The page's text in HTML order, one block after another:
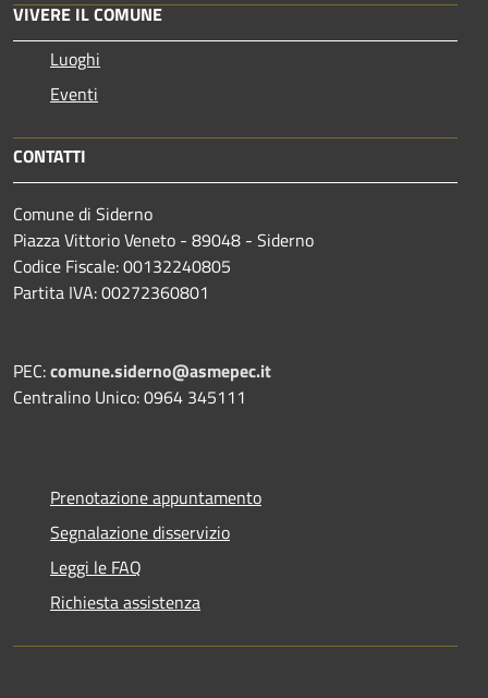
VIVERE IL COMUNE
Luoghi
Eventi
CONTATTI
Comune di Siderno
Piazza Vittorio Veneto - 89048 - Siderno
Codice Fiscale: 00132240805
Partita IVA: 00272360801
PEC:comune.siderno@asmepec.it
Centralino Unico: 0964 345111
Prenotazione appuntamento
Segnalazione disservizio
Leggi le FAQ
Richiesta assistenza